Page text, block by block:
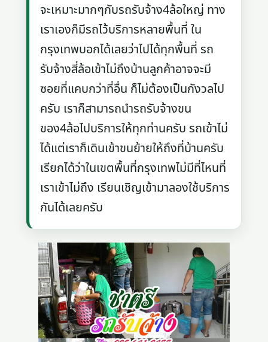
จะเหมาะมากๆกับรถรับจ้าง4ล้อใหญ่ ทาง
เราเองก็มีรถไว้บริการหลายพื้นที่ ใน
กรุงเทพบอกได้เลยว่าไปได้ทุกพื้นที่ รถ
รับจ้างสี่ล้อเข้าไม่ถึงบ้านลูกค้าอาจจะมี
ซอยที่แคบกว่าที่อื่น ก็ไม่ต้องเป็นกังวลไป
ครับ เราก็สามารถนำรถรับจ้างขน
ของ4ล้อไปบริการให้ทุกท่านครับ รถเข้าไม่
ได้แต่เราก็เดินเข้าขนย้ายให้ถึงที่บ้านครับ
เรียกได้ว่าในเขตพื้นที่กรุงเทพไม่มีที่ไหนที่
เราเข้าไม่ถึง เรียนเชิญเข้ามาลองใช้บริการ
กันได้เลยครับ